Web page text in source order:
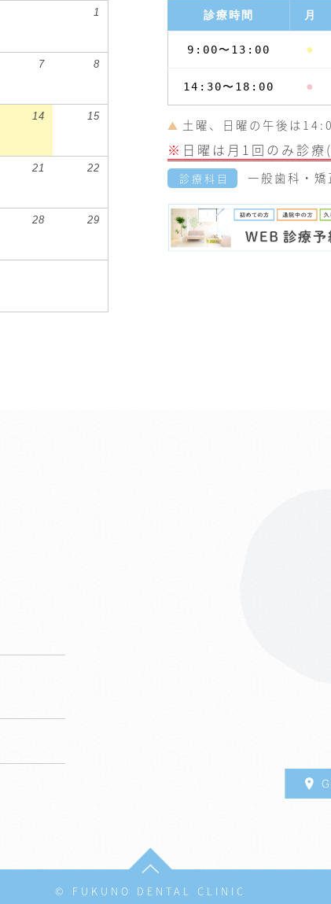
1
7 8
14 15
21 22
28 29
診療時間 月
9:00〜13:00 ●
14:30〜18:00 ●
▲ 土曜、日曜の午後は
※ 日曜は月1回のみ診
診療科目 一般歯科・
© FUKUNO DENTAL CLINIC